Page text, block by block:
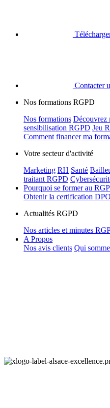
Contacter
Nos formations RGPD
Nos formations Découvrez
sensibilisation RGPD Jeu
Comment financer ma
Votre secteur d'activité
Marketing RH Santé
traitant RGPD
Pourquoi se former au
Obtenir la certification DPO
Actualités RGPD
Nos articles et minutes
A Propos
Nos avis clients Qui